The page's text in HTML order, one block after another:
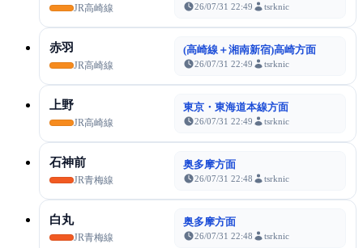
JR高崎線 26/07/31 22:49 tsrknic
赤羽
JR高崎線
(高崎線＋湘南新宿)高崎方面
26/07/31 22:49 tsrknic
上野
JR高崎線
東京・東海道本線方面
26/07/31 22:49 tsrknic
石神前
JR青梅線
奥多摩方面
26/07/31 22:48 tsrknic
白丸
JR青梅線
奥多摩方面
26/07/31 22:48 tsrknic